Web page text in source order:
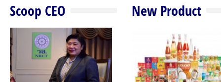
Scoop CEO New Product